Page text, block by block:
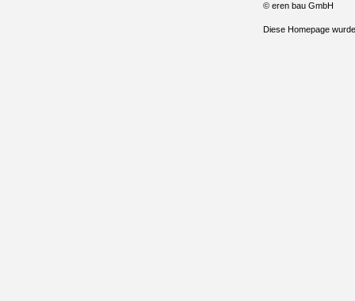
© eren bau GmbH
Diese Homepage